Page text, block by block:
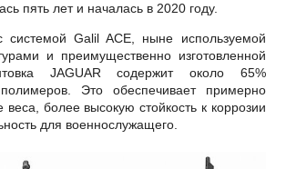
пять лет и началась в 2020 году.
Galil ACE, ныне используемой
и преимущественно изготовленной
JAGUAR содержит около 65%
Это обеспечивает примерно
более высокую стойкость к коррозии
для военнослужащего.